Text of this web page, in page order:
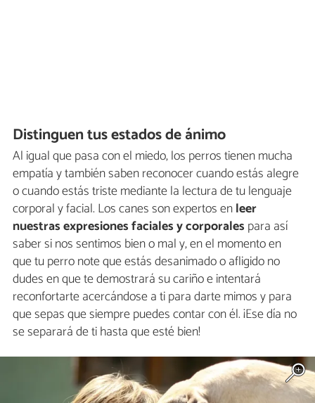
Distinguen tus estados de ánimo
Al igual que pasa con el miedo, los perros tienen mucha
empatía y también saben reconocer cuando estás alegre
o cuando estás triste mediante la lectura de tu lenguaje
corporal y facial. Los canes son expertos enleer
nuestras expresiones faciales y corporales para así
saber si nos sentimos bien o mal y, en el momento en
que tu perro note que estás desanimado o afligido no
dudes en que te demostrará su cariño e intentará
reconfortarte acercándose a ti para darte mimos y para
que sepas que siempre puedes contar con él. ¡Ese día no
se separará de ti hasta que esté bien!